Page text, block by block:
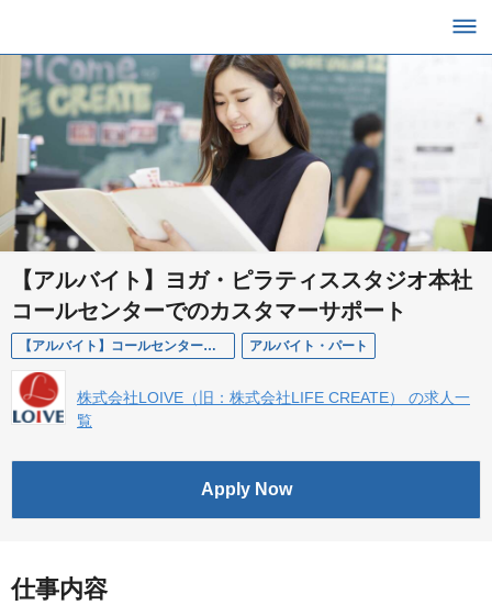
【アルバイト】ヨガ・ピラティススタジオ本社
コールセンターでのカスタマーサポート
【アルバイト】コールセンタースタッフ/札幌勤務 アルバイト・パート
株式会社LOIVE（旧：株式会社LIFE CREATE） の求人一
覧
Apply Now
仕事内容